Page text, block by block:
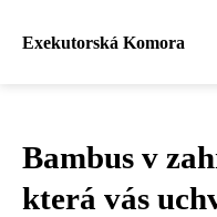
Exekutorská Komora
Bambus v
která vás